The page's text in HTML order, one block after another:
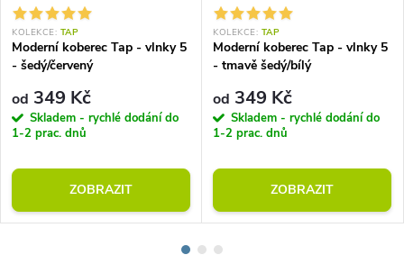
KOLEKCE: TAP
Moderní koberec Tap - vlnky 5
- šedý/červený
od 349 Kč
Skladem - rychlé dodání do
1-2 prac. dnů
ZOBRAZIT
KOLEKCE: TAP
Moderní koberec Tap - vlnky 5
- tmavě šedý/bílý
od 349 Kč
Skladem - rychlé dodání do
1-2 prac. dnů
ZOBRAZIT